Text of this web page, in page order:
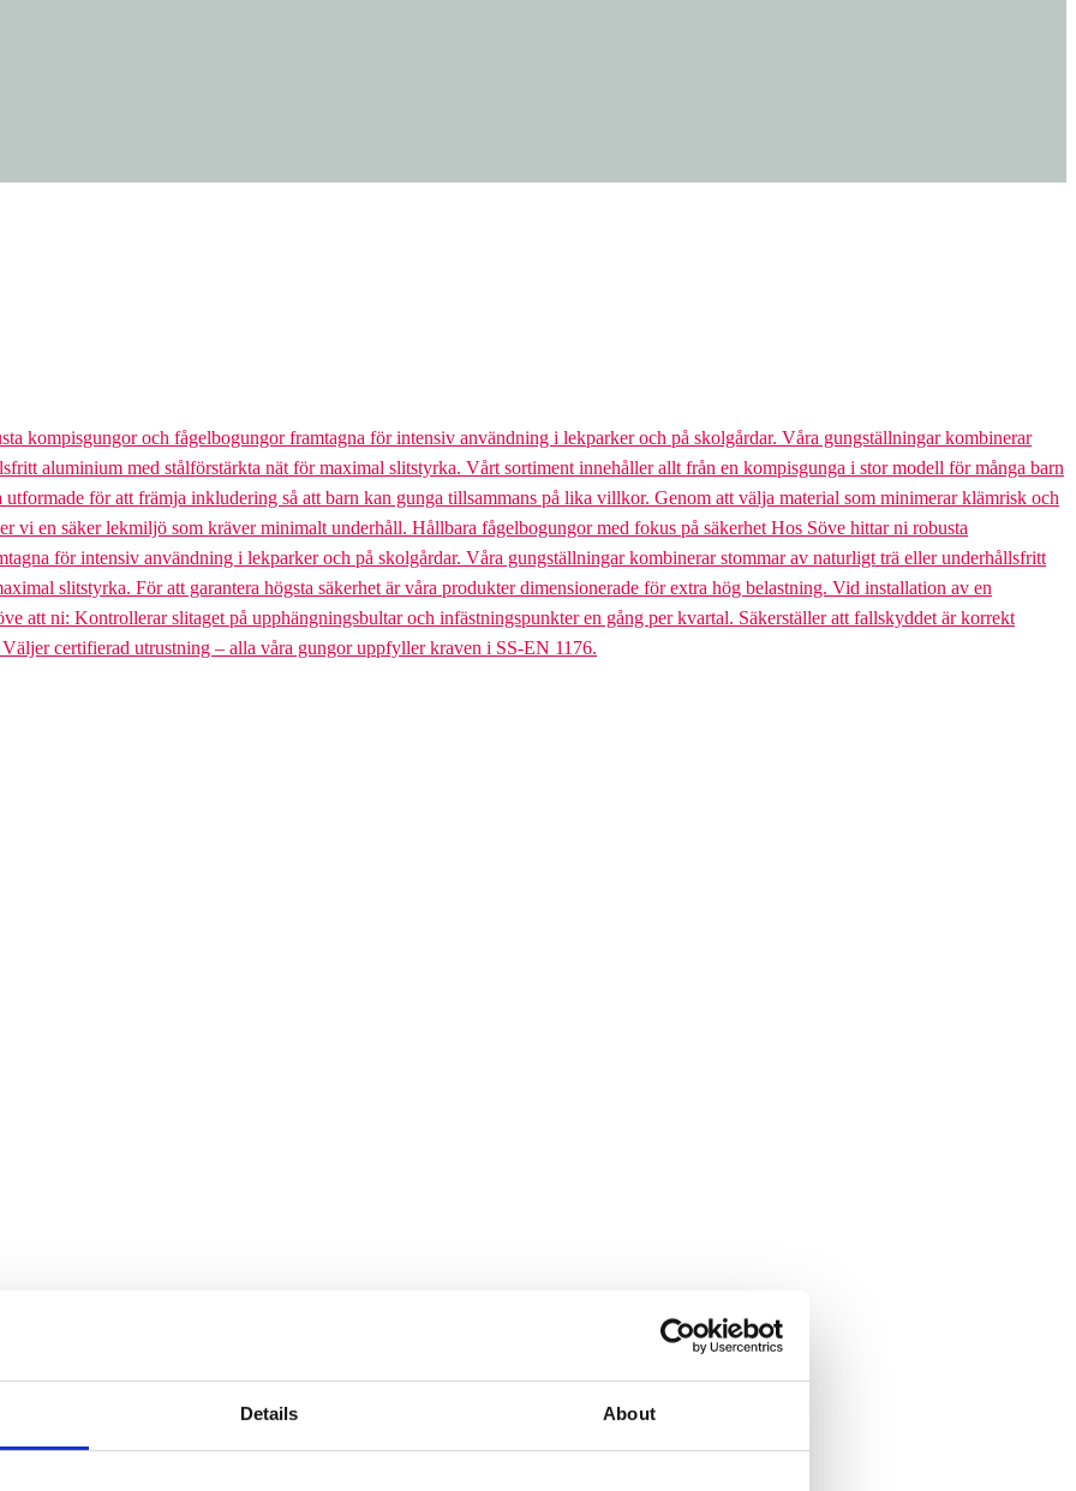
Details About
kompisgungor och fågelbogungor framtagna för intensiv användning i lekparker och på skolgårdar. Våra gungställningar kombinerar
aluminium med stålförstärkta nät för maximal slitstyrka. Vårt sortiment innehåller allt från en kompisgunga i stor modell för många barn
för att främja inkludering så att barn kan gunga tillsammans på lika villkor. Genom att välja material som minimerar klämrisk och
vi en säker lekmiljö som kräver minimalt underhåll. Hållbara fågelbogungor med fokus på säkerhet Hos Söve hittar ni robusta
för intensiv användning i lekparker och på skolgårdar. Våra gungställningar kombinerar stommar av naturligt trä eller underhållsfritt
slitstyrka. För att garantera högsta säkerhet är våra produkter dimensionerade för extra hög belastning. Vid installation av en
att ni: Kontrollerar slitaget på upphängningsbultar och infästningspunkter en gång per kvartal. Säkerställer att fallskyddet är korrekt
certifierad utrustning – alla våra gungor uppfyller kraven i SS-EN 1176.